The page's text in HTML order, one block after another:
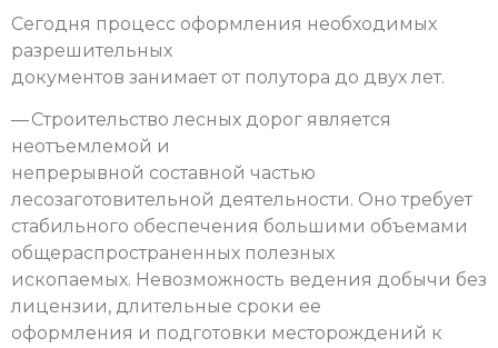
Сегодня процесс оформления необходимых
разрешительных
документов занимает от полутора до двух лет.
— Строительство лесных дорог является
неотъемлемой и
непрерывной составной частью
лесозаготовительной деятельности. Оно требует
стабильного обеспечения большими объемами
общераспространенных полезных
ископаемых. Невозможность ведения добычи без
лицензии, длительные сроки ее
оформления и подготовки месторождений к